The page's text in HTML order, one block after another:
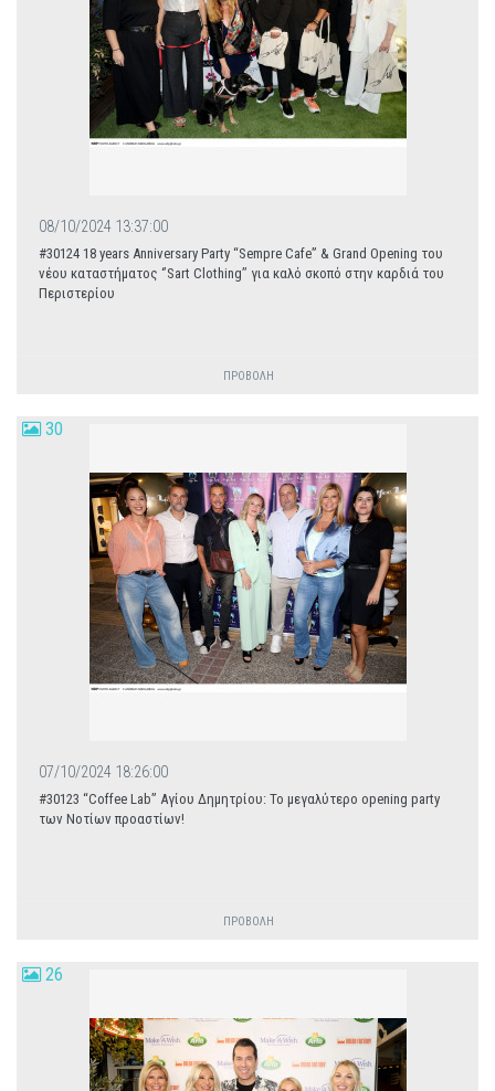
08/10/2024 13:37:00
#30124 18 years Anniversary Party “Sempre Cafe” & Grand Opening του
νέου καταστήματος ‘’Sart Clothing’’ για καλό σκοπό στην καρδιά του
Περιστερίου
ΠΡΟΒΟΛΗ
30
07/10/2024 18:26:00
#30123 “Coffee Lab” Αγίου Δημητρίου: Το μεγαλύτερο opening party
των Νοτίων προαστίων!
ΠΡΟΒΟΛΗ
26